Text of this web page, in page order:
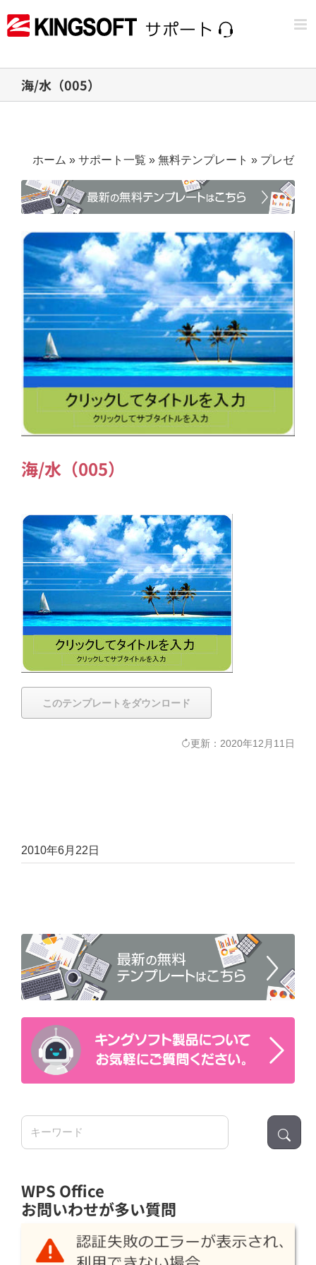
to
海/水（005）
ホーム » サポート一覧 » 無料テンプレート » プレゼン
海/水（005）
このテンプレートをダウンロード
更新：2020年12月11日
2010年6月22日
検
WPS Office
お問いわせが多い質問